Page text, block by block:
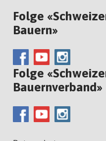
Folge
Bauern»
Folge
Bauernverband»